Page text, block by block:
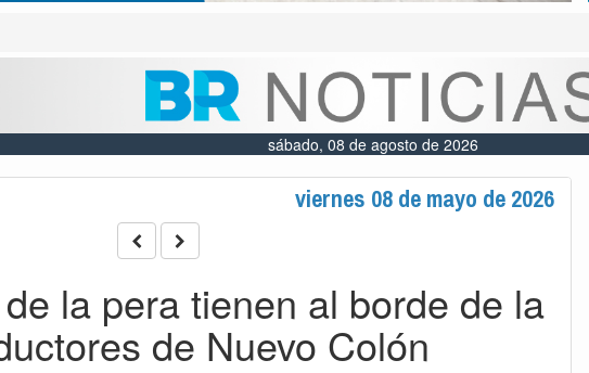
sábado, 08 de agosto de 2026
viernes 08 de mayo de 2026
la pera tienen al borde de la
de Nuevo Colón